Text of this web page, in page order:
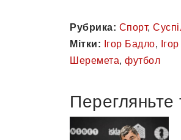
Рубрика: Спорт,
Мітки:
Ігор Бадло,
Шеремета, футбол
Перегляньте